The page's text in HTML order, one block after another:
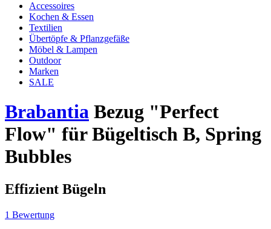
Accessoires
Kochen & Essen
Textilien
Übertöpfe & Pflanzgefäße
Möbel & Lampen
Outdoor
Marken
SALE
Brabantia Bezug "Perfect
Flow" für Bügeltisch B, Spring
Bubbles
Effizient Bügeln
1 Bewertung